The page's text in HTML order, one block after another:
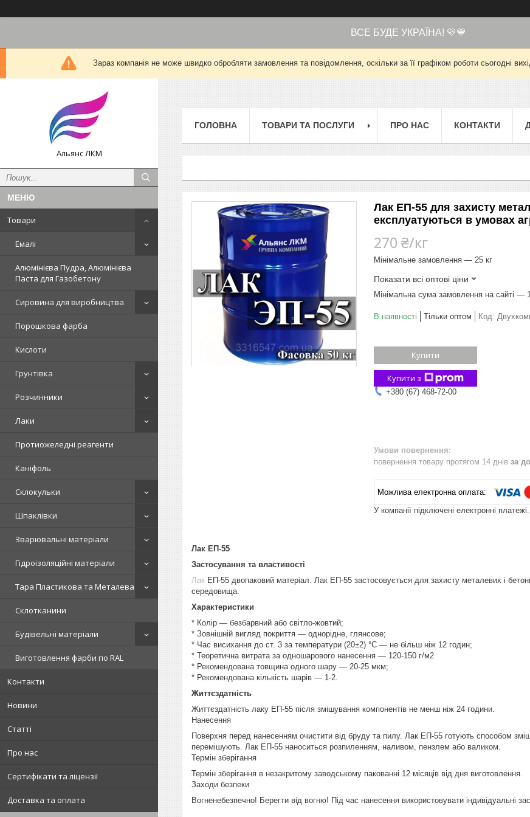
ВСЕ БУДЕ УКРАЇНА! 💛💙
Зараз компанія не може швидко обробляти замовлення та повідомлення, оскільки за її графіком роботи сьогодні
Альянс ЛКМ
Товари
Емалі
Алюмінієва Пудра, Алюмінієва
Паста для Газобетону
Сировина для виробництва
Порошкова фарба
Кислоти
Грунтівка
Розчинники
Лаки
Протиожеледні реагенти
Каніфоль
Склокульки
Шпаклівки
Зварювальні матеріали
Гідроізоляційні матеріали
Тара Пластикова та Металева
Склотканини
Будівельні матеріали
Виготовлення фарби по RAL
Контакти
Новини
Статті
Про нас
Сертифікати та ліцензії
Доставка та оплата
ГОЛОВНА ТОВАРИ ТА ПОСЛУГИ ПРО НАС КОНТАКТИ
Лак ЕП-55 для захисту
експлуатуються в умовах
270 ₴/кг
Мінімальне замовлення — 25 кг
Показати всі оптові ціни
Мінімальна сума замовлення на сайті —
В наявності Тільки оптом Код:
Купити
Купити з
+380 (67) 468-72-00
повернення товару протягом 14 днів за
У компанії підключені електронні
Лак ЕП-55
Застосування та властивості
Лак ЕП-55 двопаковий матеріал. Лак ЕП-55 застосовується для захисту металевих і
середовища.
Характеристики
* Колір — безбарвний або світло-жовтий;
* Зовнішній вигляд покриття — однорідне, глянсове;
* Час висихання до ст. 3 за температури (20±2) °C — не більш ніж 12 годин;
* Теоретична витрата за одношарового нанесення — 120-150 г/м2
* Рекомендована товщина одного шару — 20-25 мкм;
* Рекомендована кількість шарів — 1-2.
Життєздатність
Життєздатність лаку ЕП-55 після змішування компонентів не менш ніж 24 години.
Нанесення
Поверхня перед нанесенням очистити від бруду та пилу. Лак ЕП-55 готують способом
перемішують. Лак ЕП-55 наноситься розпиленням, наливом, пензлем або валиком.
Термін зберігання
Термін зберігання в незакритому заводському пакованні 12 місяців від дня виготовлення.
Заходи безпеки
Вогненебезпечно! Берегти від вогню! Під час нанесення використовувати індивідуальні